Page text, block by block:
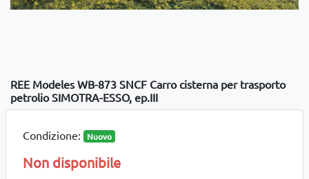
REE Modeles WB-873 SNCF Carro cisterna per trasporto
petrolio SIMOTRA-ESSO, ep.III
Condizione: Nuovo
Non disponibile